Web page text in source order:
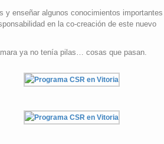
y enseñar algunos conocimientos importantes
en la co-creación de este nuevo
ya no tenía pilas… cosas que pasan.